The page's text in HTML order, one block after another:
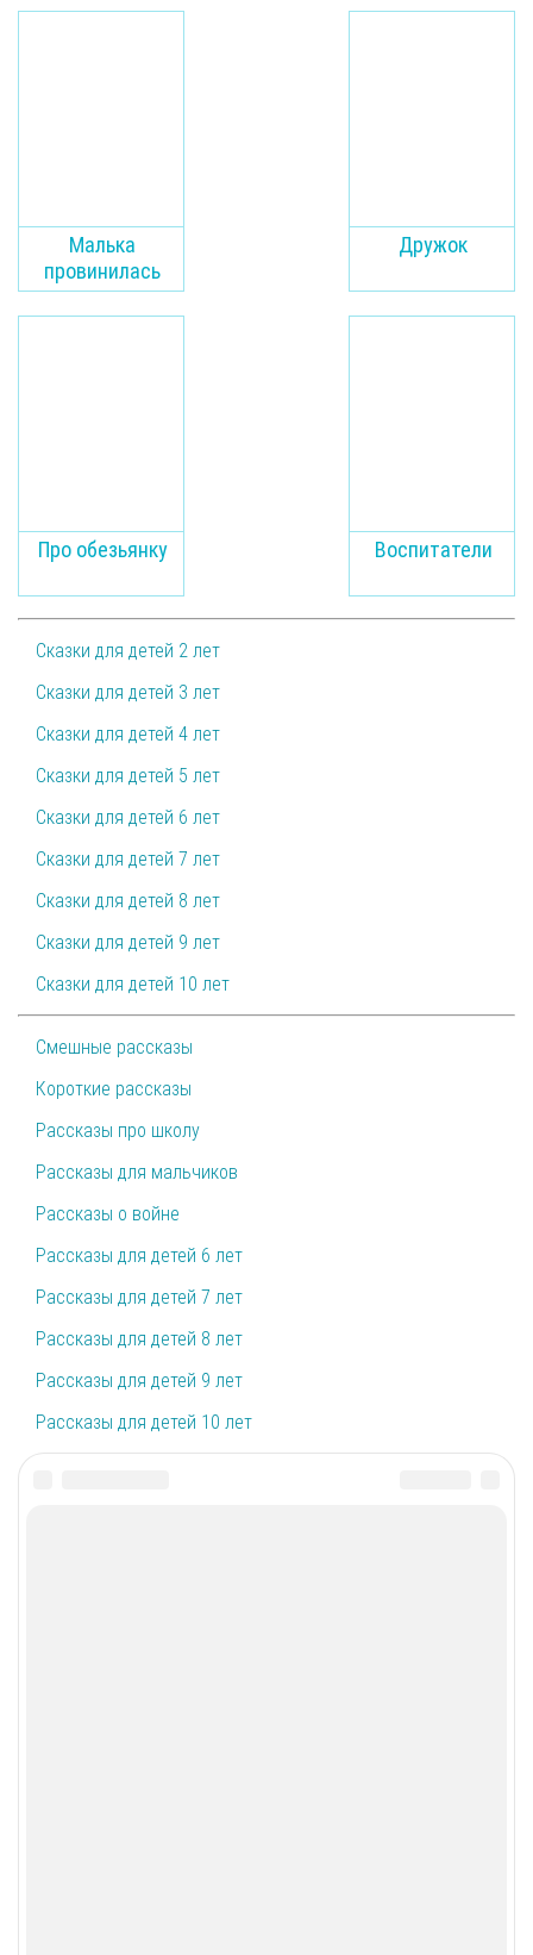
Малька
провинилась
Дружок
Про обезьянку Воспитатели
Сказки для детей 2 лет
Сказки для детей 3 лет
Сказки для детей 4 лет
Сказки для детей 5 лет
Сказки для детей 6 лет
Сказки для детей 7 лет
Сказки для детей 8 лет
Сказки для детей 9 лет
Сказки для детей 10 лет
Смешные рассказы
Короткие рассказы
Рассказы про школу
Рассказы для мальчиков
Рассказы о войне
Рассказы для детей 6 лет
Рассказы для детей 7 лет
Рассказы для детей 8 лет
Рассказы для детей 9 лет
Рассказы для детей 10 лет